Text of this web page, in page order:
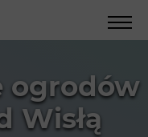
ogrodów
Wisłą